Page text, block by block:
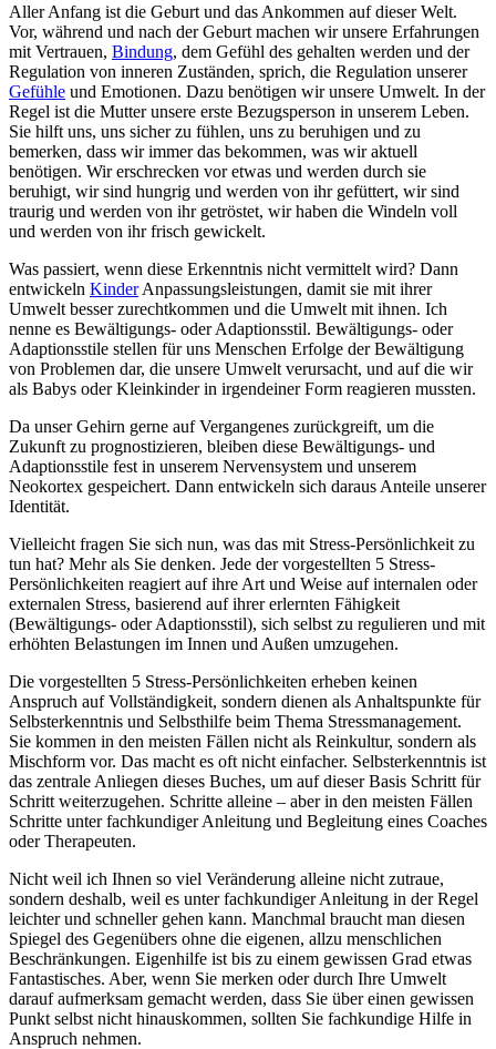
Aller Anfang ist die Geburt und das Ankommen auf dieser Welt.
Vor, während und nach der Geburt machen wir unsere Erfahrungen
mit Vertrauen, Bindung, dem Gefühl des gehalten werden und der
Regulation von inneren Zuständen, sprich, die Regulation unserer
Gefühle und Emotionen. Dazu benötigen wir unsere Umwelt. In der
Regel ist die Mutter unsere erste Bezugsperson in unserem Leben.
Sie hilft uns, uns sicher zu fühlen, uns zu beruhigen und zu
bemerken, dass wir immer das bekommen, was wir aktuell
benötigen. Wir erschrecken vor etwas und werden durch sie
beruhigt, wir sind hungrig und werden von ihr gefüttert, wir sind
traurig und werden von ihr getröstet, wir haben die Windeln voll
und werden von ihr frisch gewickelt.
Was passiert, wenn diese Erkenntnis nicht vermittelt wird? Dann
entwickeln KinderAnpassungsleistungen, damit sie mit ihrer
Umwelt besser zurechtkommen und die Umwelt mit ihnen. Ich
nenne es Bewältigungs- oder Adaptionsstil. Bewältigungs- oder
Adaptionsstile stellen für uns Menschen Erfolge der Bewältigung
von Problemen dar, die unsere Umwelt verursacht, und auf die wir
als Babys oder Kleinkinder in irgendeiner Form reagieren mussten.
Da unser Gehirn gerne auf Vergangenes zurückgreift, um die
Zukunft zu prognostizieren, bleiben diese Bewältigungs- und
Adaptionsstile fest in unserem Nervensystem und unserem
Neokortex gespeichert. Dann entwickeln sich daraus Anteile unserer
Identität.
Vielleicht fragen Sie sich nun, was das mit Stress-Persönlichkeit zu
tun hat? Mehr als Sie denken. Jede der vorgestellten 5 Stress-
Persönlichkeiten reagiert auf ihre Art und Weise auf internalen oder
externalen Stress, basierend auf ihrer erlernten Fähigkeit
(Bewältigungs- oder Adaptionsstil), sich selbst zu regulieren und mit
erhöhten Belastungen im Innen und Außen umzugehen.
Die vorgestellten 5 Stress-Persönlichkeiten erheben keinen
Anspruch auf Vollständigkeit, sondern dienen als Anhaltspunkte für
Selbsterkenntnis und Selbsthilfe beim Thema Stressmanagement.
Sie kommen in den meisten Fällen nicht als Reinkultur, sondern als
Mischform vor. Das macht es oft nicht einfacher. Selbsterkenntnis ist
das zentrale Anliegen dieses Buches, um auf dieser Basis Schritt für
Schritt weiterzugehen. Schritte alleine – aber in den meisten Fällen
Schritte unter fachkundiger Anleitung und Begleitung eines Coaches
oder Therapeuten.
Nicht weil ich Ihnen so viel Veränderung alleine nicht zutraue,
sondern deshalb, weil es unter fachkundiger Anleitung in der Regel
leichter und schneller gehen kann. Manchmal braucht man diesen
Spiegel des Gegenübers ohne die eigenen, allzu menschlichen
Beschränkungen. Eigenhilfe ist bis zu einem gewissen Grad etwas
Fantastisches. Aber, wenn Sie merken oder durch Ihre Umwelt
darauf aufmerksam gemacht werden, dass Sie über einen gewissen
Punkt selbst nicht hinauskommen, sollten Sie fachkundige Hilfe in
Anspruch nehmen.